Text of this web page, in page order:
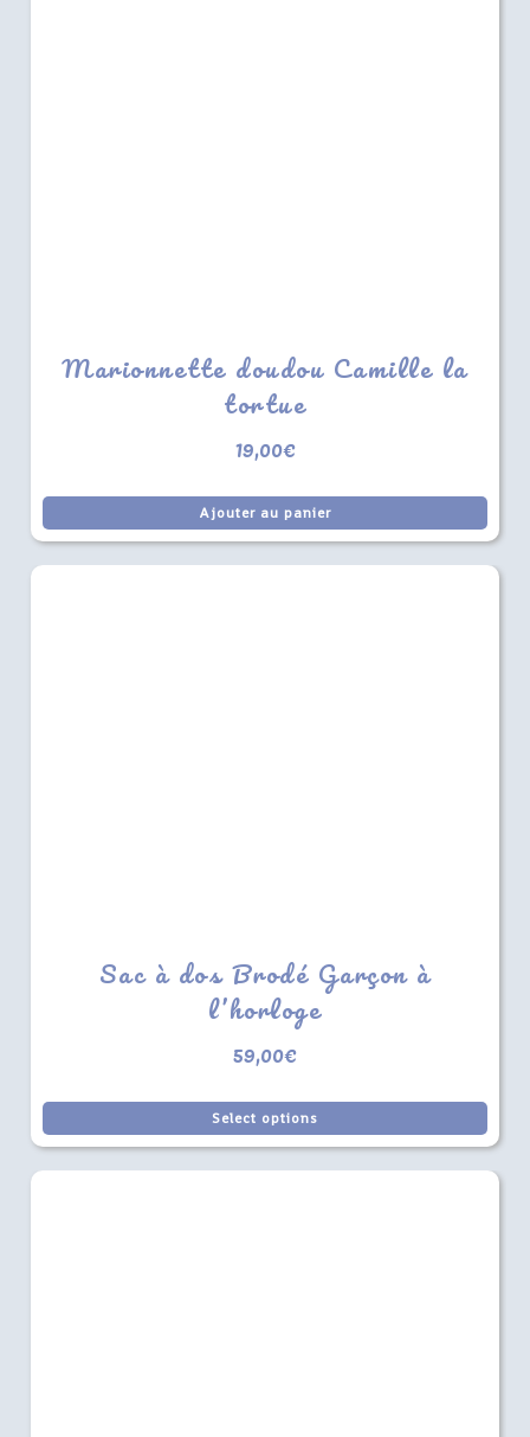
Marionnette doudou Camille la
tortue
19,00€
Ajouter au panier
Sac à dos Brodé Garçon à
l’horloge
59,00€
Select options